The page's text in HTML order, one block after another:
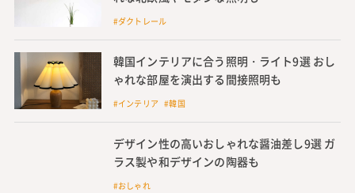
#ダクトレール
韓国インテリアに合う照明・ライト9選 おし
ゃれな部屋を演出する間接照明も
#インテリア #韓国
デザイン性の高いおしゃれな醤油差し9選 ガ
ラス製や和デザインの陶器も
#おしゃれ